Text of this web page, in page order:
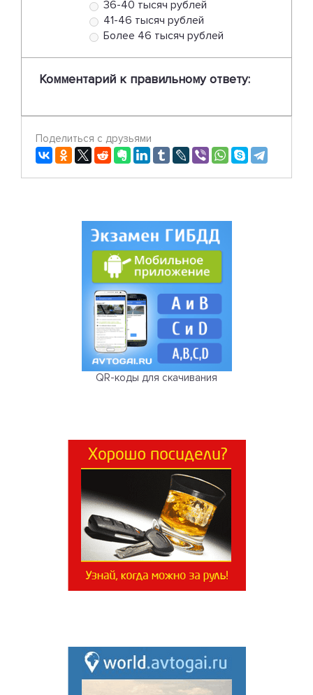
36-40 тысяч рублей
41-46 тысяч рублей
Более 46 тысяч рублей
Комментарий к правильному ответу:
Поделиться с друзьями
QR-коды для скачивания